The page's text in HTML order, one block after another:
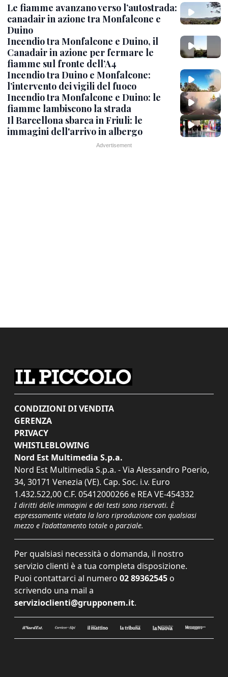
Le fiamme avanzano verso l’autostrada:
canadair in azione tra Monfalcone e
Duino
Incendio tra Monfalcone e Duino, il
Canadair in azione per fermare le
fiamme sul fronte dell’A4
Incendio tra Duino e Monfalcone:
l’intervento dei vigili del fuoco
Incendio tra Monfalcone e Duino: le
fiamme lambiscono la strada
Il Barcellona sbarca in Friuli: le
immagini dell'arrivo in albergo
CONDIZIONI DI VENDITA
GERENZA
PRIVACY
WHISTLEBLOWING
Nord Est Multimedia S.p.a.
Nord Est Multimedia S.p.a. - Via Alessandro Poerio,
34, 30171 Venezia (VE). Cap. Soc. i.v. Euro
1.432.522,00 C.F. 05412000266 e REA VE-454332
I diritti delle immagini e dei testi sono riservati. È
espressamente vietata la loro riproduzione con qualsiasi
mezzo e l'adattamento totale o parziale.
Per qualsiasi necessità o domanda, il nostro
servizio clienti è a tua completa disposizione.
Puoi contattarci al numero 02 89362545 o
scrivendo una mail a
servizioclienti@grupponem.it.